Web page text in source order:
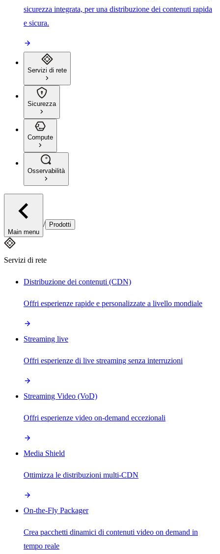
sicurezza integrata, per una distribuzione dei contenuti rapida
e sicura.
Servizi di rete
Sicurezza
Compute
Osservabilità
Main menu
/ Prodotti
Servizi di rete
Distribuzione dei contenuti (CDN)
Offri esperienze rapide e personalizzate a livello mondiale
Streaming live
Offri esperienze di live streaming senza interruzioni
Streaming Video (VoD)
Offri esperienze video on-demand eccezionali
Media Shield
Ottimizza le distribuzioni multi-CDN
On-the-Fly Packager
Crea pacchetti dinamici di contenuti video on demand in
tempo reale